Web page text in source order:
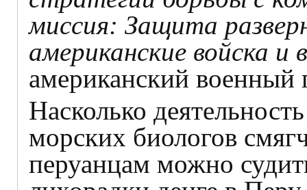
миссия: Защита
американские войска
американский
Насколько
морских биологов
перуанцам можно